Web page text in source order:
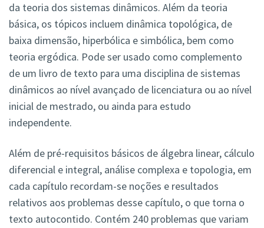
da teoria dos sistemas dinâmicos. Além da teoria
básica, os tópicos incluem dinâmica topológica, de
baixa dimensão, hiperbólica e simbólica, bem como
teoria ergódica. Pode ser usado como complemento
de um livro de texto para uma disciplina de sistemas
dinâmicos ao nível avançado de licenciatura ou ao nível
inicial de mestrado, ou ainda para estudo
independente.
Além de pré-requisitos básicos de álgebra linear, cálculo
diferencial e integral, análise complexa e topologia, em
cada capítulo recordam-se noções e resultados
relativos aos problemas desse capítulo, o que torna o
texto autocontido. Contém 240 problemas que variam